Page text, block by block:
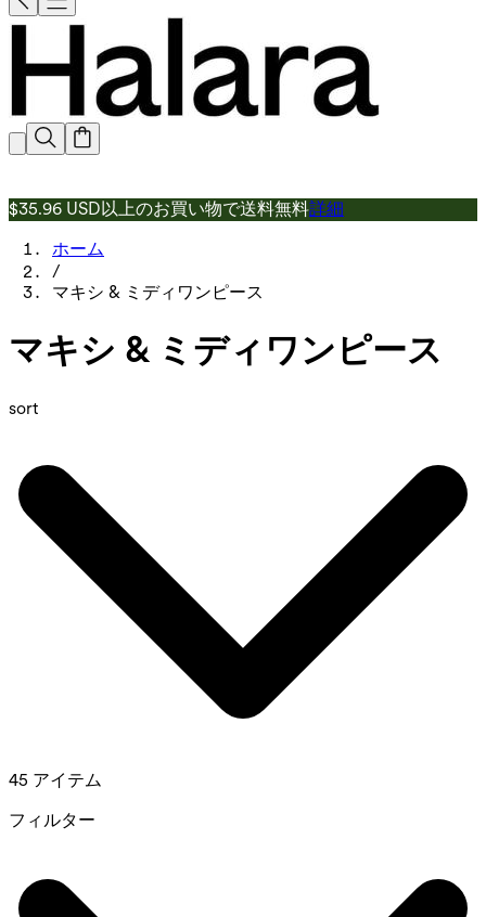
$35.96 USD以上のお買い物で送料無料詳細
ホーム
/
マキシ & ミディワンピース
マキシ & ミディワンピース
sort
45 アイテム
フィルター